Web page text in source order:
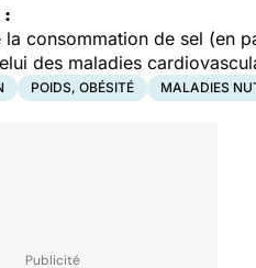
:
la consommation de sel (en
des maladies
POIDS, OBÉSITÉ MALADIES